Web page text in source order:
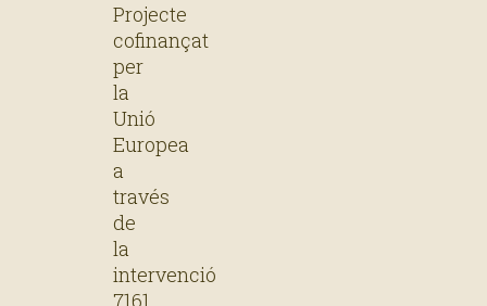
Projecte
cofinançat
per
la
Unió
Europea
a
través
de
la
intervenció
7161